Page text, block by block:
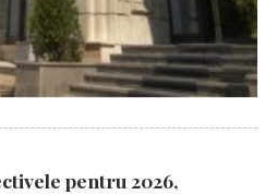
pentru 2026,